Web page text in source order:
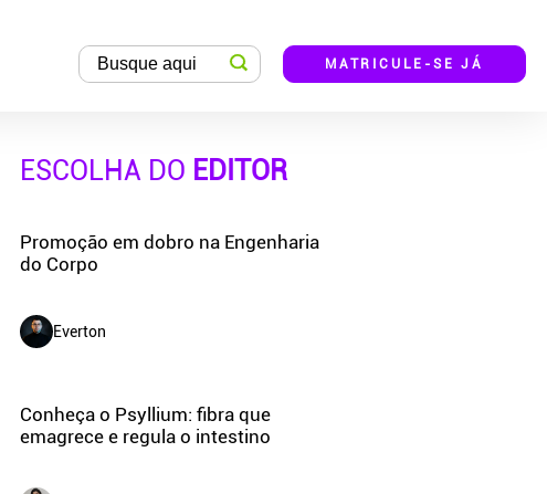
MATRICULE-SE JÁ
ESCOLHA DO EDITOR
Promoção em dobro na Engenharia
do Corpo
Everton
Conheça o Psyllium: fibra que
emagrece e regula o intestino